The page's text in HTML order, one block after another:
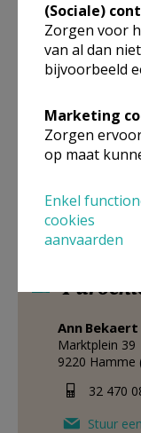
LucNeirinck
9140 Tielrode
32 3
Google
Ann Bekaert
Marktplein 39
9220 Hamme
32 470
Stuur
(Sociale)
Zorgen voor
van al dan
bijvoorbeeld
Marketing
Zorgen
op maat
Enkel
cookies
aanvaarden